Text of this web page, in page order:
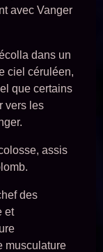
avec Vanger
dans un
ciel céruléen,
que certains
vers les
assis
des
et
musculature